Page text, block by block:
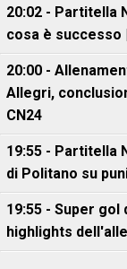
20:02 - Partitella
cosa è successo |
20:00 -
Allegri,
CN24
19:55 - Partitella
di Politano su
19:55 - Super gol
highlights